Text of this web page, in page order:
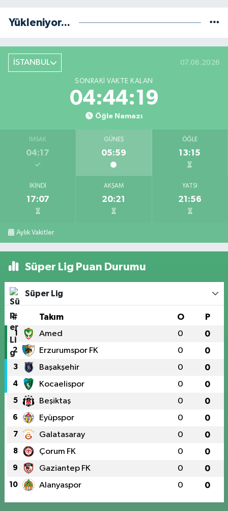
Yükleniyor...
İSTANBUL 07.08.2026
SONRAKI VAKTE KALAN
04:44:19
Öğle Namazı
İMSAK
04:17
GÜNEŞ
05:59
ÖĞLE
13:15
İKINDI
17:07
AKŞAM
20:21
YATSI
21:56
Aylık Vakitler
Süper Lig Puan Durumu
Süper Lig
# Takım O P
1 Amed 0 0
2 Erzurumspor FK 0 0
3 Başakşehir 0 0
4 Kocaelispor 0 0
5 Beşiktaş 0 0
6 Eyüpspor 0 0
7 Galatasaray 0 0
8 Çorum FK 0 0
9 Gaziantep FK 0 0
10 Alanyaspor 0 0